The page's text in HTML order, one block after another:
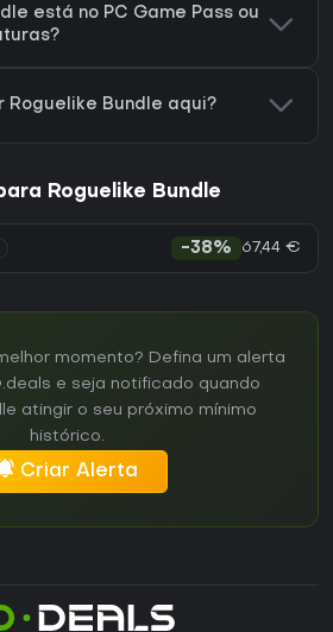
está no PC Game Pass ou
Roguelike Bundle aqui?
Roguelike Bundle
-38% 67,44 €
momento? Defina um alerta
e seja notificado quando
atingir o seu próximo mínimo
histórico.
Criar Alerta